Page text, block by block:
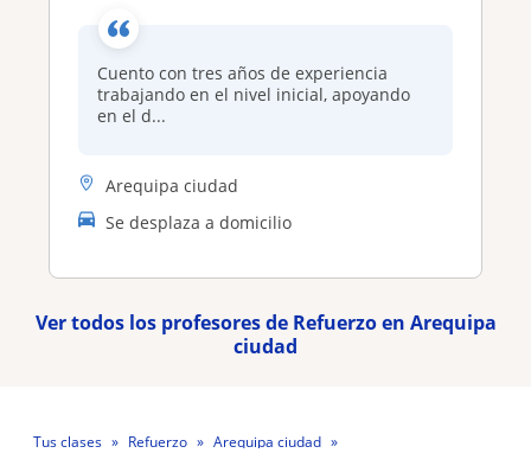
Cuento con tres años de experiencia
trabajando en el nivel inicial, apoyando
en el d...
Arequipa ciudad
Se desplaza a domicilio
Ver todos los profesores de Refuerzo en Arequipa
ciudad
Tus clases Refuerzo
Arequipa ciudad